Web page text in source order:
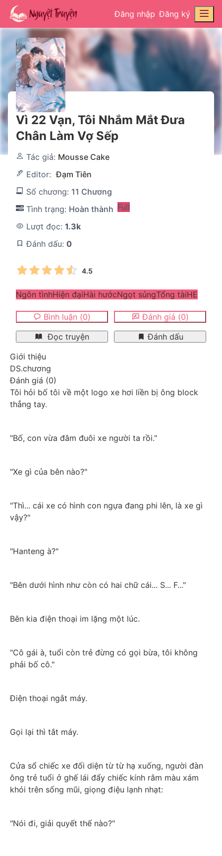
Đăng nhập Đăng ký
Vì 22 Vạn, Tôi Nhắm Mắt Đưa
Chân Làm Vợ Sếp
Tác giả: Mousse Cake
Editor:Đạm Tiên
Số chương: 11 Chương
Tình trạng: Hoàn thành Full
Lượt đọc: 1.3k
Đánh dấu: 0
4.5
Ngôn tìnhHiện đạiHài hướcNgọt sủngTổng tàiHE
Bình luận (0) Đánh giá (0)
Đọc truyện
Đánh dấu
Giới thiệu
DS.chương
Đánh giá (0)
Tôi hỏi bố tôi về một logo xe hơi liền bị ông block
thẳng tay.
"Bố, con vừa đâm đuôi xe người ta rồi."
"Xe gì của bên nào?"
"Thì... cái xe có hình con ngựa đang phi lên, là xe gì
vậy?"
"Hanteng à?"
"Bên dưới hình như còn có hai chữ cái... S... F..."
Bên kia điện thoại im lặng một lúc.
"Cô gái à, tuổi còn trẻ đừng có gọi bừa, tôi không
phải bố cô."
Điện thoại ngắt máy.
Gọi lại thì tắt máy.
Cửa sổ chiếc xe đối diện từ từ hạ xuống, người đàn
ông trẻ tuổi ở ghế lái đẩy chiếc kính râm màu xám
khói trên sống mũi, giọng điệu lạnh nhạt:
"Nói đi, giải quyết thế nào?"